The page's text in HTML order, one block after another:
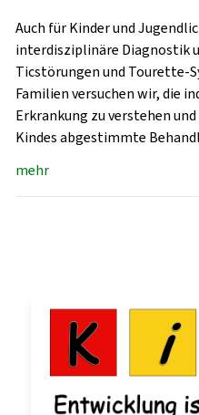
Auch für Kinder und
interdisziplinäre Diagnostik
Ticstörungen und Tourette-
Familien versuchen wir, die
Erkrankung zu verstehen
Kindes abgestimmte
mehr